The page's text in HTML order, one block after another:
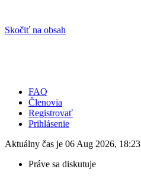
Skočiť na obsah
FAQ
Členovia
Registrovať
Prihlásenie
Aktuálny čas je 06 Aug 2026, 18:23
Práve sa diskutuje